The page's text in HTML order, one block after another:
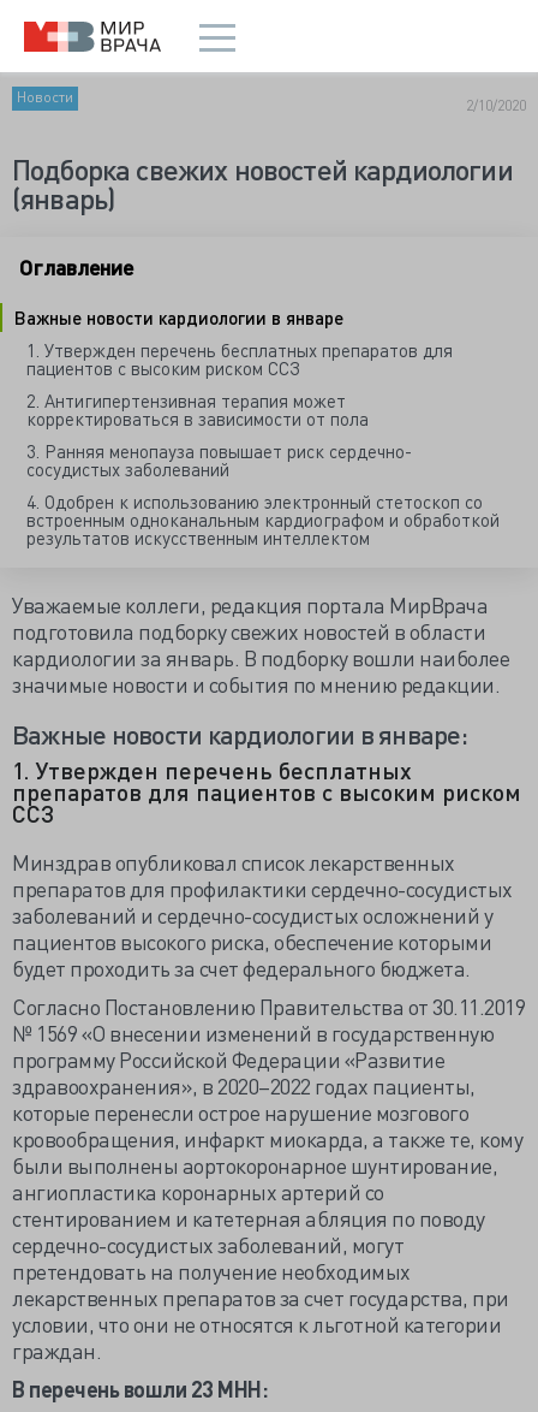
Новости 2/10/2020
Подборка свежих новостей кардиологии
(январь)
Оглавление
Важные новости кардиологии в январе
1. Утвержден перечень бесплатных препаратов для
пациентов с высоким риском ССЗ
2. Антигипертензивная терапия может
корректироваться в зависимости от пола
3. Ранняя менопауза повышает риск сердечно-
сосудистых заболеваний
4. Одобрен к использованию электронный стетоскоп со
встроенным одноканальным кардиографом и обработкой
результатов искусственным интеллектом
Уважаемые коллеги, редакция портала МирВрача
подготовила подборку свежих новостей в области
кардиологии за январь. В подборку вошли наиболее
значимые новости и события по мнению редакции.
Важные новости кардиологии в январе:
1. Утвержден перечень бесплатных
препаратов для пациентов с высоким риском
ССЗ
Минздрав опубликовал список лекарственных
препаратов для профилактики сердечно-сосудистых
заболеваний и сердечно-сосудистых осложнений у
пациентов высокого риска, обеспечение которыми
будет проходить за счет федерального бюджета.
Согласно Постановлению Правительства от 30.11.2019
№ 1569 «О внесении изменений в государственную
программу Российской Федерации «Развитие
здравоохранения», в 2020–2022 годах пациенты,
которые перенесли острое нарушение мозгового
кровообращения, инфаркт миокарда, а также те, кому
были выполнены аортокоронарное шунтирование,
ангиопластика коронарных артерий со
стентированием и катетерная абляция по поводу
сердечно-сосудистых заболеваний, могут
претендовать на получение необходимых
лекарственных препаратов за счет государства, при
условии, что они не относятся к льготной категории
граждан.
В перечень вошли 23 МНН: